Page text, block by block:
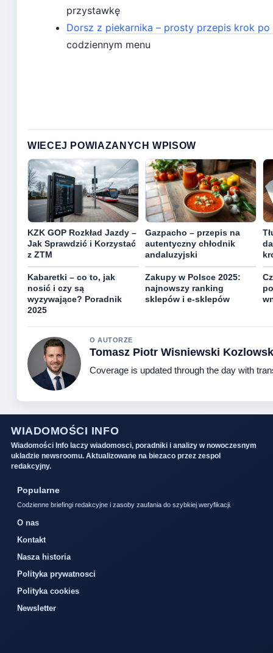
przystawkę
Dorsz z piekarnika – prosty przepis krok po
codziennym menu
WIECEJ POWIAZANYCH WPISOW
KZK GOP Rozkład Jazdy –
Jak Sprawdzić i Korzystać
z ZTM
Gazpacho – przepis na
autentyczny chłodnik
andaluzyjski
Kabaretki – co to, jak
nosić i czy są
wyzywające? Poradnik
2025
Zakupy w Polsce 2025:
najnowszy ranking
sklepów i e-sklepów
O AUTORZE
Tomasz Piotr Wisniewski
Coverage is updated through the day with
WIADOMOŚCI INFO
Wiadomości Info laczy wiadomosci, poradniki i analizy w nowoczesnym
ukladzie newsroomu. Aktualizowane na biezaco przez zespol
redakcyjny.
Popularne
Codzienne briefingi redakcyjne i zasoby zaufania do szybkiej weryfikacji.
O nas
Kontakt
Nasza historia
Polityka prywatnosci
Polityka cookies
Newsletter